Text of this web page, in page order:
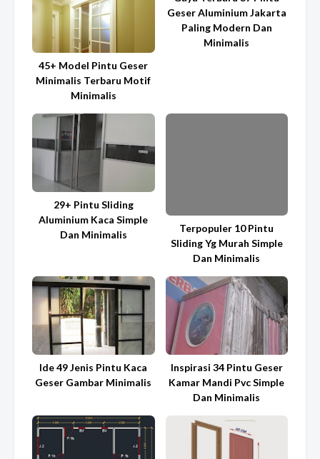
45+ Model Pintu Geser
Minimalis Terbaru Motif
Minimalis
Geser Aluminium Jakarta
Paling Modern Dan
Minimalis
29+ Pintu Sliding
Aluminium Kaca Simple
Dan Minimalis
Terpopuler 10 Pintu
Sliding Yg Murah Simple
Dan Minimalis
Ide 49 Jenis Pintu Kaca
Geser Gambar Minimalis
Inspirasi 34 Pintu Geser
Kamar Mandi Pvc Simple
Dan Minimalis